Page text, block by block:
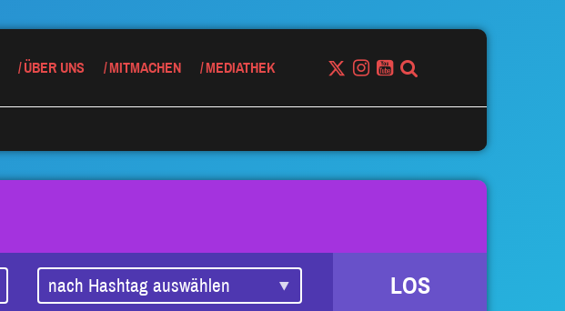
ÜBER UNS MITMACHEN MEDIATHEK
LOS